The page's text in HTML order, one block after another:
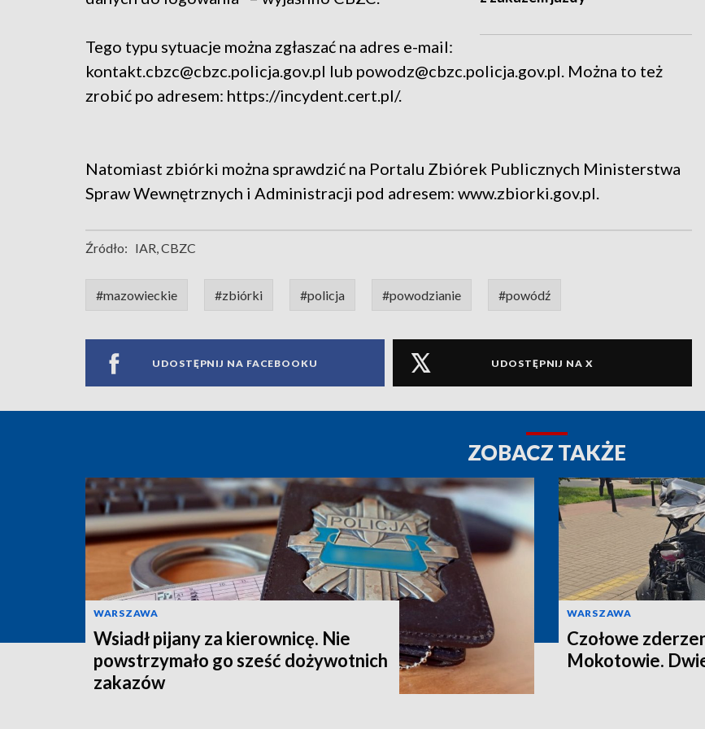
Tego typu sytuacje można zgłaszać na adres e-mail:
kontakt.cbzc@cbzc.policja.gov.pl lub powodz@cbzc.policja.gov.pl. Można to też
zrobić po adresem: https://incydent.cert.pl/.
Natomiast zbiórki można sprawdzić na Portalu Zbiórek Publicznych Ministerstwa
Spraw Wewnętrznych i Administracji pod adresem: www.zbiorki.gov.pl.
Źródło: IAR, CBZC
#mazowieckie #zbiórki #policja #powodzianie #powódź
UDOSTĘPNIJ NA FACEBOOKU UDOSTĘPNIJ NA X
ZOBACZ TAKŻE
WARSZAWA
Wsiadł pijany za kierownicę. Nie
powstrzymało go sześć dożywotnich
zakazów
WARSZAWA
Czołowe
Mokotowie.